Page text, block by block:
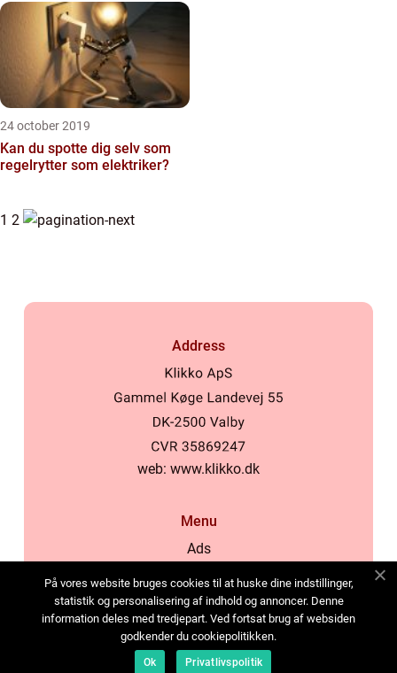
24 october 2019
Kan du spotte dig selv som
regelrytter som elektriker?
1 2
Address
web: www.klikko.dk
Menu
Ads
Cookies
Contact
Sitemap
På vores website bruges cookies til at huske dine indstillinger,
statistik og personalisering af indhold og annoncer. Denne
information deles med tredjepart. Ved fortsat brug af websiden
godkender du cookiepolitikken.
Ok Privatlivspolitik